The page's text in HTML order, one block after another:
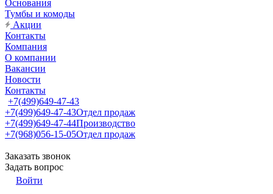
Основания
Тумбы и комоды
Акции
Контакты
Компания
О компании
Вакансии
Новости
Контакты
+7(499)649-47-43
+7(499)649-47-43Отдел продаж
+7(499)649-47-44Производство
+7(968)056-15-05Отдел продаж
Заказать звонок
Задать вопрос
Войти